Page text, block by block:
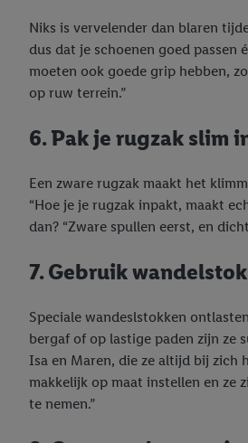
Niks is vervelender dan blaren
dus dat je schoenen goed passen
moeten ook goede grip hebben,
op ruw terrein.”
6. Pak je rugzak slim
Een zware rugzak maakt het
“Hoe je je rugzak inpakt, maakt
dan? “Zware spullen eerst, en
7. Gebruik
Speciale wandeslstokken
bergaf of op lastige paden zijn ze
Isa en Maren, die ze altijd bij zich
makkelijk op maat instellen en ze
te nemen.”